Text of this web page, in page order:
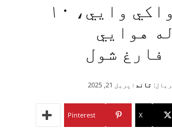
طالب چارواکي وايي، ۱۰
هوايي
فارغ شول
تاند اپریل 21, 2025
X
Pinterest